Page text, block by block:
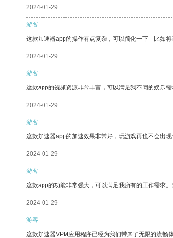
2024-01-29
游客
这款加速器app的操作有点复杂，可以简化一下，比如将
2024-01-29
游客
这款app的视频资源非常丰富，可以满足我不同的娱乐需
2024-01-29
游客
这款加速器app的加速效果非常好，玩游戏再也不会出
2024-01-29
游客
这款app的功能非常强大，可以满足我所有的工作需求
2024-01-29
游客
这款加速器VPM应用程序已经为我们带来了无限的流畅体